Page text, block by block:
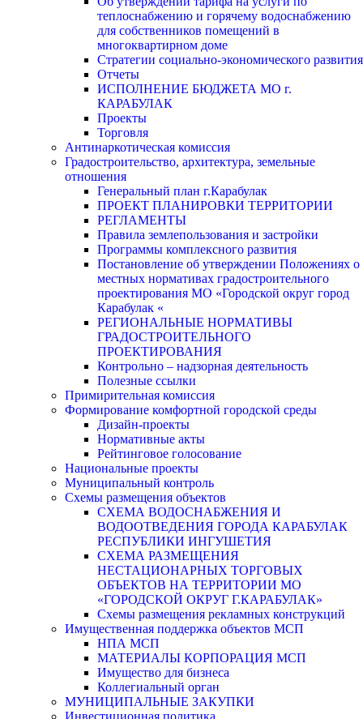
теплоснабжению и горячему водоснабжению
для собственников помещений в
многоквартирном доме
Стратегии социально-экономического развития
Отчеты
ИСПОЛНЕНИЕ БЮДЖЕТА МО г.
КАРАБУЛАК
Проекты
Торговля
Антинаркотическая комиссия
Градостроительство, архитектура, земельные
отношения
Генеральный план г.Карабулак
ПРОЕКТ ПЛАНИРОВКИ ТЕРРИТОРИИ
РЕГЛАМЕНТЫ
Правила землепользования и застройки
Программы комплексного развития
Постановление об утверждении Положениях о
местных нормативах градостроительного
проектирования МО «Городской округ город
Карабулак «
РЕГИОНАЛЬНЫЕ НОРМАТИВЫ
ГРАДОСТРОИТЕЛЬНОГО
ПРОЕКТИРОВАНИЯ
Контрольно – надзорная деятельность
Полезные ссылки
Примирительная комиссия
Формирование комфортной городской среды
Дизайн-проекты
Нормативные акты
Рейтинговое голосование
Национальные проекты
Муниципальный контроль
Схемы размещения объектов
СХЕМА ВОДОСНАБЖЕНИЯ И
ВОДООТВЕДЕНИЯ ГОРОДА КАРАБУЛАК
РЕСПУБЛИКИ ИНГУШЕТИЯ
СХЕМА РАЗМЕЩЕНИЯ
НЕСТАЦИОНАРНЫХ ТОРГОВЫХ
ОБЪЕКТОВ НА ТЕРРИТОРИИ МО
«ГОРОДСКОЙ ОКРУГ Г.КАРАБУЛАК»
Схемы размещения рекламных конструкций
Имущественная поддержка объектов МСП
НПА МСП
МАТЕРИАЛЫ КОРПОРАЦИЯ МСП
Имущество для бизнеса
Коллегиальный орган
МУНИЦИПАЛЬНЫЕ ЗАКУПКИ
Инвестиционная политика